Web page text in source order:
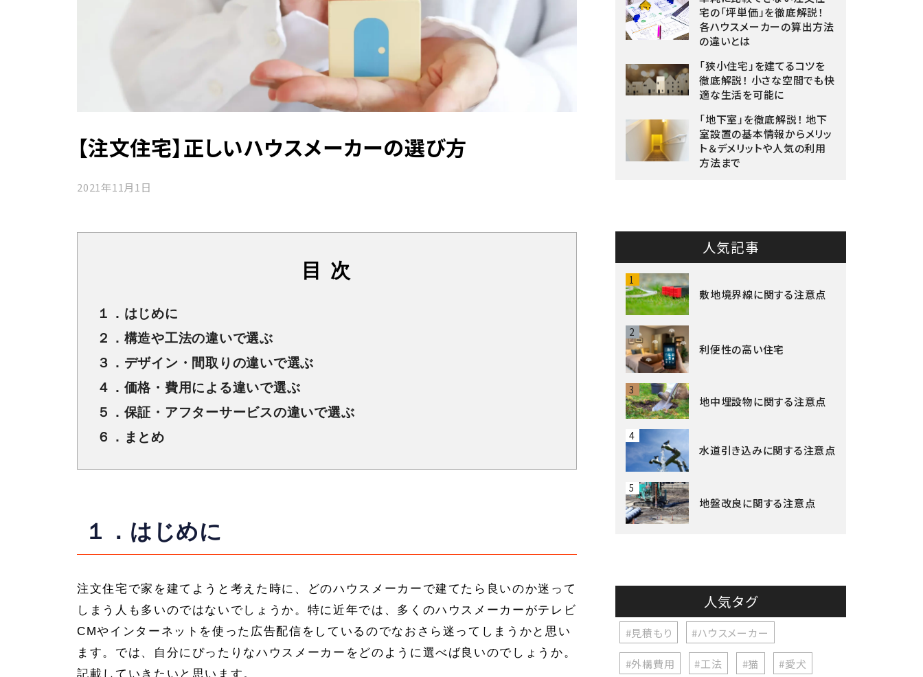
【注文住宅】正しいハウスメーカーの選び方
2021年11月1日
目 次
１．はじめに
２．構造や工法の違いで選ぶ
３．デザイン・間取りの違いで選ぶ
４．価格・費用による違いで選ぶ
５．保証・アフターサービスの違いで選ぶ
６．まとめ
１．はじめに
注文住宅で家を建てようと考えた時に、どのハウスメーカーで建てたら良いのか迷って
しまう人も多いのではないでしょうか。特に近年では、多くのハウスメーカーがテレビ
CMやインターネットを使った広告配信をしているのでなおさら迷ってしまうかと思い
ます。では、自分にぴったりなハウスメーカーをどのように選べば良いのでしょうか。
記載していきたいと思います。
宅の「坪単価」を徹底解説！
各ハウスメーカーの算出方法
の違いとは
「狭小住宅」を建てるコツを
徹底解説！ 小さな空間でも快
適な生活を可能に
「地下室」を徹底解説！ 地下
室設置の基本情報からメリッ
ト＆デメリットや人気の利用
方法まで
人気記事
1
敷地境界線に関する注意点
2
利便性の高い住宅
3
地中埋設物に関する注意点
4
水道引き込みに関する注意点
5
地盤改良に関する注意点
人気タグ
#見積もり #ハウスメーカー
#外構費用 #工法 #猫 #愛犬